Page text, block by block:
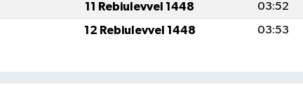
11 Rebiulevvel 1448 03:52
12 Rebiulevvel 1448 03:53